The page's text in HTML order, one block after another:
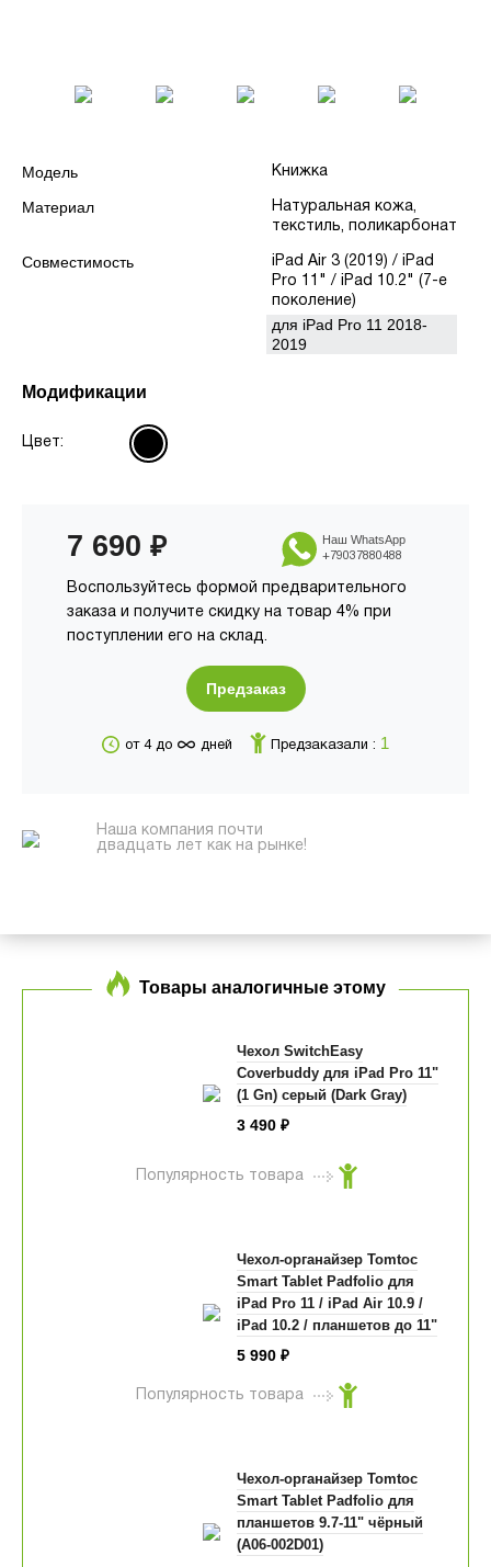
Модель Книжка
Материал
Натуральная кожа,
текстиль, поликарбонат
Совместимость
iPad Air 3 (2019) / iPad
Pro 11" / iPad 10.2" (7-е
поколение)
для iPad Pro 11 2018-
2019
Модификации
Цвет:
7 690 ₽
Воспользуйтесь формой предварительного
заказа и получите скидку на товар 4% при
поступлении его на склад.
Наш WhatsApp
+79037880488
Предзаказ
от 4 до ∞ дней Предзаказали : 1
Наша компания почти
двадцать лет как на рынке!
Товары аналогичные этому
Чехол SwitchEasy
Coverbuddy для iPad Pro 11"
(1 Gn) серый (Dark Gray)
3 490 ₽
Популярность товара
Чехол-органайзер Tomtoc
Smart Tablet Padfolio для
iPad Pro 11 / iPad Air 10.9 /
iPad 10.2 / планшетов до 11"
чёрный (A06-005D01)
5 990 ₽
Популярность товара
Чехол-органайзер Tomtoc
Smart Tablet Padfolio для
планшетов 9.7-11" чёрный
(A06-002D01)